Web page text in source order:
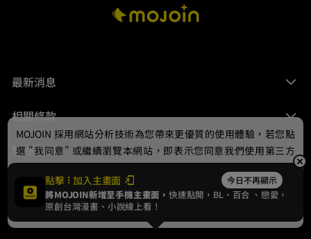
最新消息
相關條款
聯絡我們
© 2024 gamania Digital Entertainment Co., Ltd.
點擊 加入主畫面 今日不再顯示
將MOJOIN新增至手機主畫面，快速點開，BL、 百合 、戀愛，
原創台灣漫畫、小說線上看！
MOJOIN 採用網站分析技術為您帶來更優質的使用體驗，若您點
選 "我同意" 或繼續瀏覽本網站，即表示您同意我們使用第三方
Cookie，欲瞭解更多資訊請見隱私權政策。
我同意